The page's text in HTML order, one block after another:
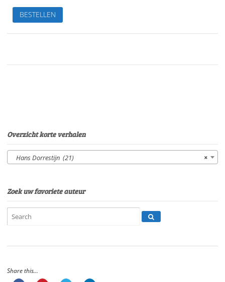
Pruum,
deel
1Van:
Eltjo
BESTELLEN
Overzicht korte verhalen
×
Hans Dorrestijn (21)
Zoek uw favoriete auteur
Share this...